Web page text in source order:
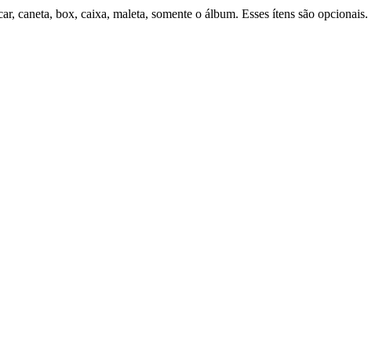
caneta, box, caixa, maleta, somente o álbum. Esses ítens são opcionais.